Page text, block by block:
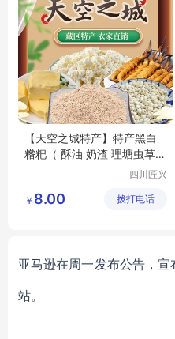
【天空之城特产】特产黑白
糌粑（ 酥油 奶渣 理塘虫草
四川匠兴
展有限公
￥ 8.00 拨打电话
亚马逊在周一发布公告，
站。